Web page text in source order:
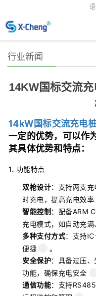
行业新闻
14KW国标交流
14kW国标交流充电
一定的优势，可以作
其具体优势和特点：
1. 功能特点
双枪设计：支持两支
时充电，提高充电效率
智能控制 ：配备ARM
充电模式，如自动充
多种支付方式：支持
便捷
。
安全保护：具备过压
功能，确保充电安全
通信功能：支持